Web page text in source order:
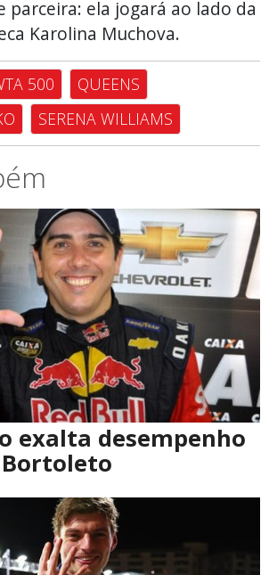
parceira: ela jogará ao lado da
Karolina Muchova.
500
QUEENS
SERENA WILLIAMS
exalta desempenho